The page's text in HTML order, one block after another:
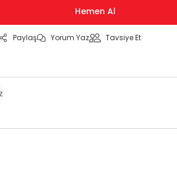
Hemen Al
Paylaş Yorum Yaz Tavsiye Et